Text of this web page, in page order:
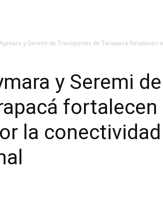
y Seremi de Transportes de Tarapacá fortalecen
y Seremi de
fortalecen
la